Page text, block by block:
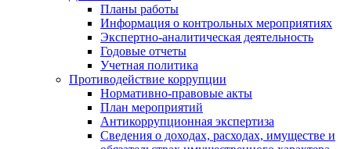
Планы работы
Информация о контрольных мероприятиях
Экспертно-аналитическая деятельность
Годовые отчеты
Учетная политика
Противодействие коррупции
Нормативно-правовые акты
План мероприятий
Антикоррупционная экспертиза
Сведения о доходах, расходах, имуществе и